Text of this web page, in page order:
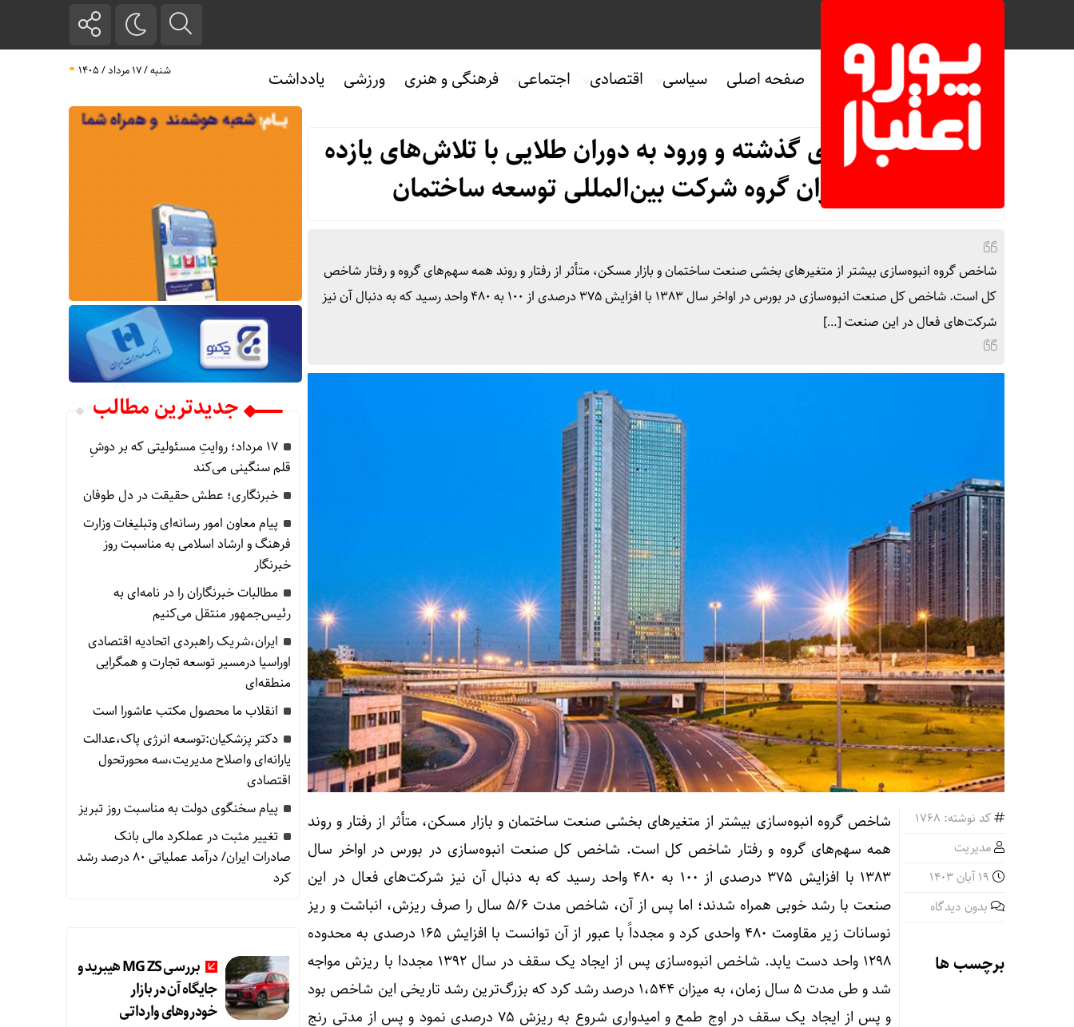
صفحه اصلی سیاسی اقتصادی اجتماعی فرهنگی و هنری ورزشی یادداشت شنبه / ۱۷ مرداد / ۱۴۰۵
صفحه نخست اقتصادی
عبور از چالش‌های گذشته و ورود به دوران طلایی با تلاش‌های یازده
ماهه مدیران گروه شرکت بین‌المللی توسعه ساختمان
شاخص گروه انبوه‌سازی بیشتر از متغیرهای بخشی صنعت ساختمان و بازار مسکن، متأثر از رفتار و روند همه سهم‌های گروه و رفتار شاخص
کل است. شاخص کل صنعت انبوه‌سازی در بورس در اواخر سال ۱۳۸۳ با افزایش ۳۷۵ درصدی از ۱۰۰ به ۴۸۰ واحد رسید که به دنبال آن نیز
شرکت‌های فعال در این صنعت […]
کد نوشته: 1768
مدیریت
بدون دیدگاه
برچسب ها
شاخص گروه انبوه‌سازی بیشتر از متغیرهای بخشی صنعت ساختمان و بازار مسکن، متأثر از رفتار و روند
همه سهم‌های گروه و رفتار شاخص کل است. شاخص کل صنعت انبوه‌سازی در بورس در اواخر سال
۱۳۸۳ با افزایش ۳۷۵ درصدی از ۱۰۰ به ۴۸۰ واحد رسید که به دنبال آن نیز شرکت‌های فعال در این
صنعت با رشد خوبی همراه شدند؛ اما پس از آن، شاخص مدت ۵/۶ سال را صرف ریزش، انباشت و ریز
نوسانات زیر مقاومت ۴۸۰ واحدی کرد و مجدداً با عبور از آن توانست با افزایش ۱۶۵ درصدی به محدوده
۱۲۹۸ واحد دست یابد. شاخص انبوه‌سازی پس از ایجاد یک سقف در سال ۱۳۹۲ مجددا با ریزش مواجه
شد و طی مدت ۵ سال زمان، به میزان ۱،۵۴۴ درصد رشد کرد که بزرگ‌ترین رشد تاریخی این شاخص بود
و پس از ایجاد یک سقف در اوج طمع و امیدواری شروع به ریزش ۷۵ درصدی نمود و پس از مدتی رنج
جدیدترین مطالب
۱۷ مرداد؛ روایتِ مسئولیتی که بر دوشِ
قلم سنگینی می‌کند
خبرنگاری؛ عطش حقیقت در دل طوفان
پیام معاون امور رسانه‌ای وتبلیغات وزارت
فرهنگ و ارشاد اسلامی به مناسبت روز
خبرنگار
مطالبات خبرنگاران را در نامه‌ای به
رئیس‌جمهور منتقل می‌کنیم
ایران،شریک راهبردی اتحادیه اقتصادی
اوراسیا درمسیر توسعه تجارت و همگرایی
منطقه‌ای
انقلاب ما محصول مکتب عاشورا است
دکتر پزشکیان:توسعه انرژی پاک،عدالت
یارانه‌ای واصلاح مدیریت،سه محورتحول
اقتصادی
پیام سخنگوی دولت به مناسبت روز تبریز
تغییر مثبت در عملکرد مالی بانک
صادرات ایران/ درآمد عملیاتی 80 درصد رشد
کرد
بررسی MG ZS هیبرید و
جایگاه آن در بازار
خودروهای وارداتی